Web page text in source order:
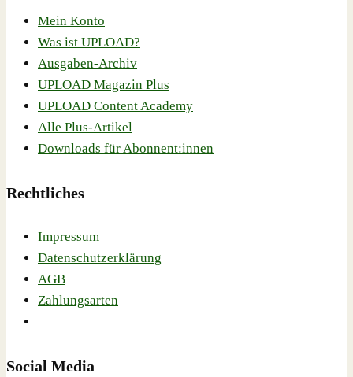
Mein Konto
Was ist UPLOAD?
Ausgaben-Archiv
UPLOAD Magazin Plus
UPLOAD Content Academy
Alle Plus-Artikel
Downloads für Abonnent:innen
Rechtliches
Impressum
Datenschutzerklärung
AGB
Zahlungsarten
Social Media